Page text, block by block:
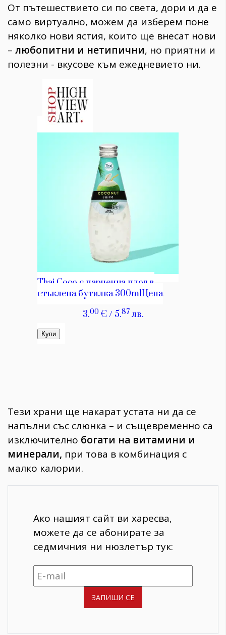
От пътешествието си по света, дори и да е
само виртуално, можем да изберем поне
няколко нови ястия, които ще внесат нови
– любопитни и нетипични, но приятни и
полезни - вкусове към ежедневието ни.
Тези храни ще накарат устата ни да се
напълни със слюнка – и същевременно са
изключително богати на витамини и
минерали, при това в комбинация с
малко калории.
Ако нашият сайт ви харесва,
можете да се абонирате за
седмичния ни нюзлетър тук: